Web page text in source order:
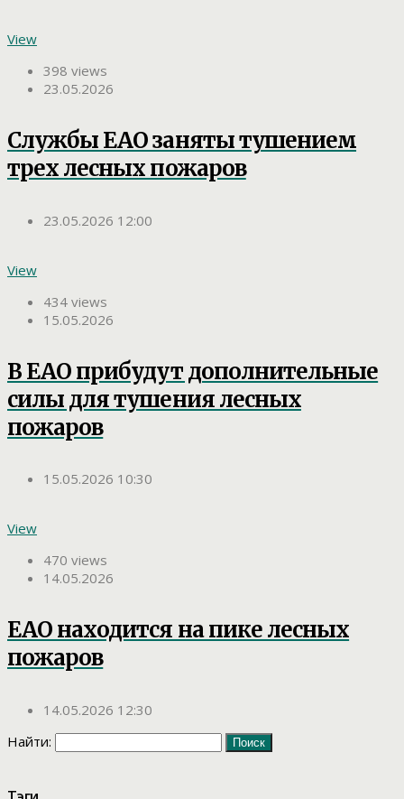
View
398 views
23.05.2026
Службы ЕАО заняты тушением
трех лесных пожаров
23.05.2026 12:00
View
434 views
15.05.2026
В ЕАО прибудут дополнительные
силы для тушения лесных
пожаров
15.05.2026 10:30
View
470 views
14.05.2026
ЕАО находится на пике лесных
пожаров
14.05.2026 12:30
Найти: